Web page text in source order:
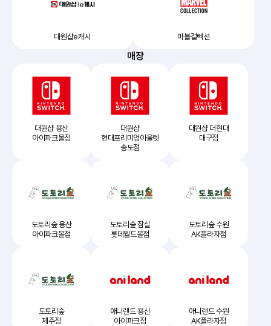
대원샵e캐시 마블컬렉션
매장
대원샵 용산
아이파크몰점
대원샵
현대프리미엄아울렛
송도점
대원샵 더현대
대구점
도토리숲 용산
아이파크몰점
도토리숲 잠실
롯데월드몰점
도토리숲 수원
AK플라자점
도토리숲
제주점
애니랜드 용산
아이파크점
애니랜드 수원
AK플라자점